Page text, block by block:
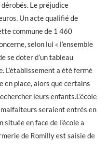
Le préjudice
Un acte qualifié de
commune de 1 460
selon lui « l’ensemble
se doter d’un tableau
L’établissement a été fermé
en place, alors que certains
leurs enfants.L’école
seraient entrés en
en face de l’école a
de Romilly est saisie de